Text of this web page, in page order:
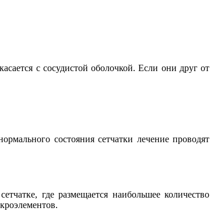
с сосудистой оболочкой. Если они друг от
состояния сетчатки лечение проводят
где размещается наибольшее количество